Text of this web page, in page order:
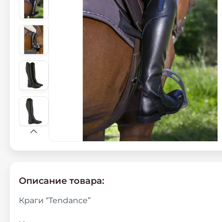
Описание товара:
Краги “Tendance”